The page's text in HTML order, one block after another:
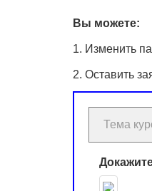
Вы можете:
1. Изменить
2. Оставить